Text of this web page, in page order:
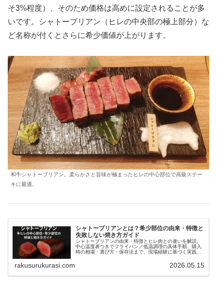
そ3%程度）、そのため価格は高めに設定されることが多
いです。シャトーブリアン（ヒレの中央部の極上部分）な
ど名称が付くとさらに希少価値が上がります。
和牛シャトーブリアン。柔らかさと旨味が極まったヒレの中心部位で高級ステー
キに最適。
シャトーブリアンとは？希少部位の由来・特徴と
失敗しない焼き方ガイド
シャトーブリアンの由来・特徴とヒレ肉との違いを解説。
中心温度表つきでフライパン／低温調理の具体手順、購入
時の相場・選び方・保存法まで、現場経験に基づく実践的
rakusurukurasi.com 2026.05.15